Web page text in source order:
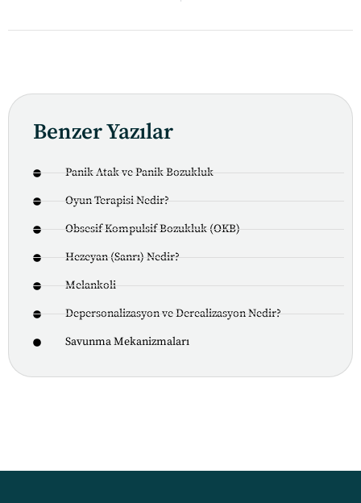
Benzer Yazılar
Panik Atak ve Panik Bozukluk
Oyun Terapisi Nedir?
Obsesif Kompulsif Bozukluk (OKB)
Hezeyan (Sanrı) Nedir?
Melankoli
Depersonalizasyon ve Derealizasyon Nedir?
Savunma Mekanizmaları